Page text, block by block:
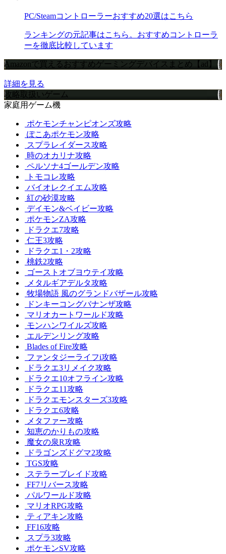
PC/Steamコントローラーおすすめ20選はこちら
ランキングの元記事はこちら。おすすめコントローラ
ーを徹底比較しています
Amazonで買えるおすすめゲーミングデバイスまとめ【ad】
詳細を見る
攻略取扱いゲーム
家庭用ゲーム機
ポケモンチャンピオンズ攻略
ぽこあポケモン攻略
スプラレイダース攻略
時のオカリナ攻略
ペルソナ4ゴールデン攻略
トモコレ攻略
バイオレクイエム攻略
紅の砂漠攻略
デイモン&ベイビー攻略
ポケモンZA攻略
ドラクエ7攻略
仁王3攻略
ドラクエ1・2攻略
桃鉄2攻略
ゴーストオブヨウテイ攻略
メタルギアデルタ攻略
牧場物語 風のグランドバザール攻略
ドンキーコングバナンザ攻略
マリオカートワールド攻略
モンハンワイルズ攻略
エルデンリング攻略
Blades of Fire攻略
ファンタジーライフi攻略
ドラクエ3リメイク攻略
ドラクエ10オフライン攻略
ドラクエ11攻略
ドラクエモンスターズ3攻略
ドラクエ6攻略
メタファー攻略
知恵のかりもの攻略
魔女の泉R攻略
ドラゴンズドグマ2攻略
TGS攻略
ステラーブレイド攻略
FF7リバース攻略
パルワールド攻略
マリオRPG攻略
ティアキン攻略
FF16攻略
スプラ3攻略
ポケモンSV攻略